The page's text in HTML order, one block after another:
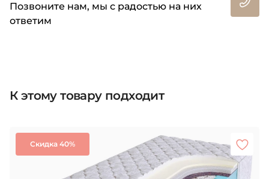
Позвоните нам, мы с радостью на них
ответим
К этому товару подходит
Скидка 40%